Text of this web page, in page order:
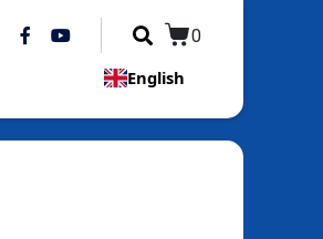
0
English